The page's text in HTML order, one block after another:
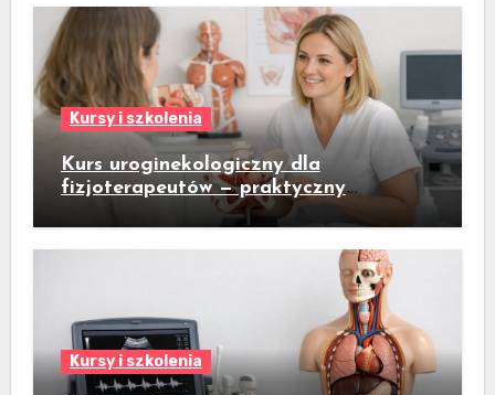
Kursy i szkolenia
Kurs uroginekologiczny dla
fizjoterapeutów — praktyczny
przewodnik dla gabinetów fizjoterapii
Kursy i szkolenia